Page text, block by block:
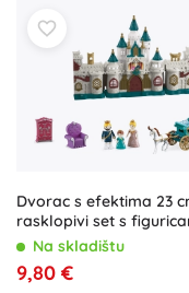
potiču
kreativnu igru
motoriku te otvaraju
izdržljivih
izdržale opsadu
igračke za
kolekcionarske figure
Dvorac s efektima 23
rasklopivi set s
kočijom
Na skladištu
9,80 €